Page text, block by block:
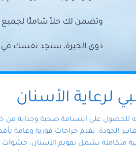
وتضمن لك حلاً شاملًا
ذوي الخبرة، ستجد نفسك في
لرعاية الأسنان
للحصول على ابتسامة صحية وجذابة
الجودة. نقدم جراحات فورية وعامة
تشمل تقويم الأسنان، حشوات